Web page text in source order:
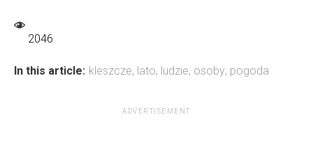
2046
In this article: kleszcze, lato, ludzie, osoby, pogoda
ADVERTISEMENT